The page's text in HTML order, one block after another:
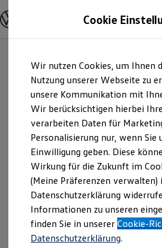
Hauptinhalt
springen
Footer
springen
Modelle und Konfigurator
Konfigurator
Modelle vergleichen
Elektroautos
ENERGY Sondermodelle
Nutzfahrzeuge
SUV und CUV
Familienautos
Kombis
Kompaktwagen
Sportwagen
Schnell verfügbare Fahrzeuge
Angebote und Produkte
Aktuelle Angebote
E-Auto-Förderung
Volkswagen Marktplatz
Die ENERGY
Junge Gebrauchtwagen
Volkswagen
Elektromobilität bei
Bürkel
GmbH &
Cookie
Wir nutzen Cookies, um Ihnen
Nutzung unserer Webseite zu
unsere Kommunikation mit
Wir berücksichtigen hierbei
verarbeiten Daten für
Personalisierung nur, wenn Sie
Einwilligung geben. Diese
Wirkung für die Zukunft im
(Meine Präferenzen verwalten)
Datenschutzerklärung
Informationen zu unseren
finden Sie in unsererCookie-
Datenschutzerklärung.